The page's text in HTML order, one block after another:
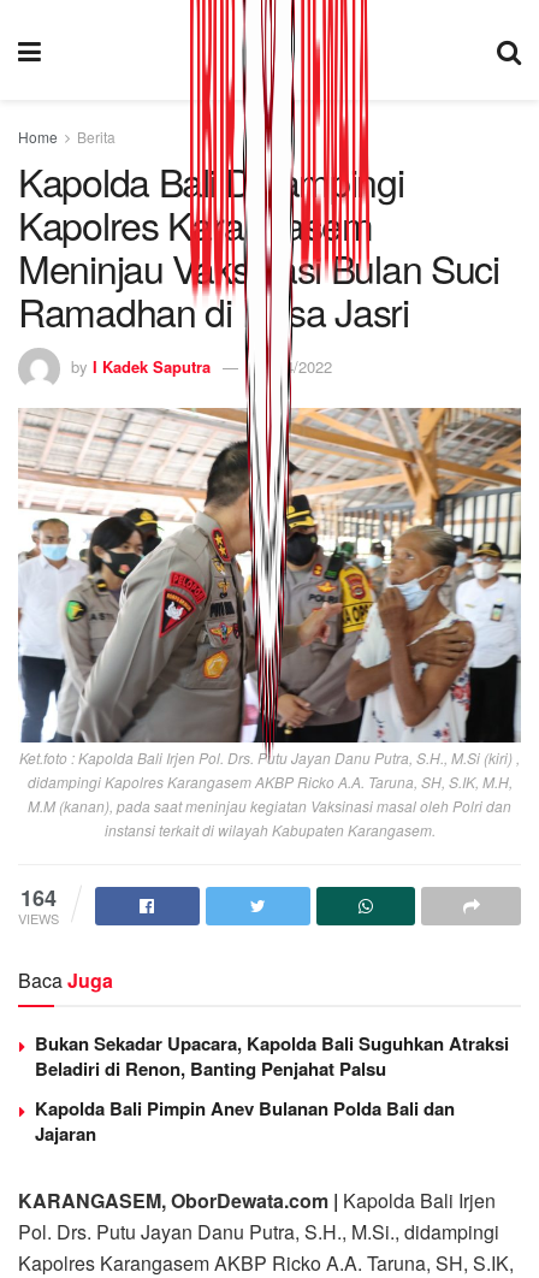
Home Berita
Kapolda Bali Didampingi
Kapolres Karangasem
Meninjau Vaksinasi Bulan Suci
Ramadhan di Desa Jasri
by I Kadek Saputra 06/04/2022
Ket.foto : Kapolda Bali Irjen Pol. Drs. Putu Jayan Danu Putra, S.H., M.Si (kiri) ,
didampingi Kapolres Karangasem AKBP Ricko A.A. Taruna, SH, S.IK, M.H,
M.M (kanan), pada saat meninjau kegiatan Vaksinasi masal oleh Polri dan
instansi terkait di wilayah Kabupaten Karangasem.
164
VIEWS
BacaJuga
Bukan Sekadar Upacara, Kapolda Bali Suguhkan Atraksi
Beladiri di Renon, Banting Penjahat Palsu
Kapolda Bali Pimpin Anev Bulanan Polda Bali dan
Jajaran
KARANGASEM, OborDewata.com | Kapolda Bali Irjen
Pol. Drs. Putu Jayan Danu Putra, S.H., M.Si., didampingi
Kapolres Karangasem AKBP Ricko A.A. Taruna, SH, S.IK,